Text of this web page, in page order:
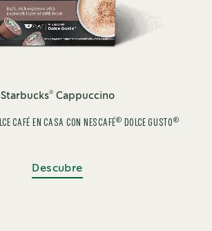
Starbucks®Cappuccino
CAFÉ EN CASA CON NESCAFÉ® DOLCE GUSTO ®
Descubre